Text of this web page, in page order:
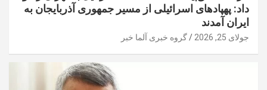
داد: پهپادهای اسرائیلی از مسیر جمهوری آذربایجان به
ایران آمدند
جولای 25, 2026 گروه خبری آلما خبر